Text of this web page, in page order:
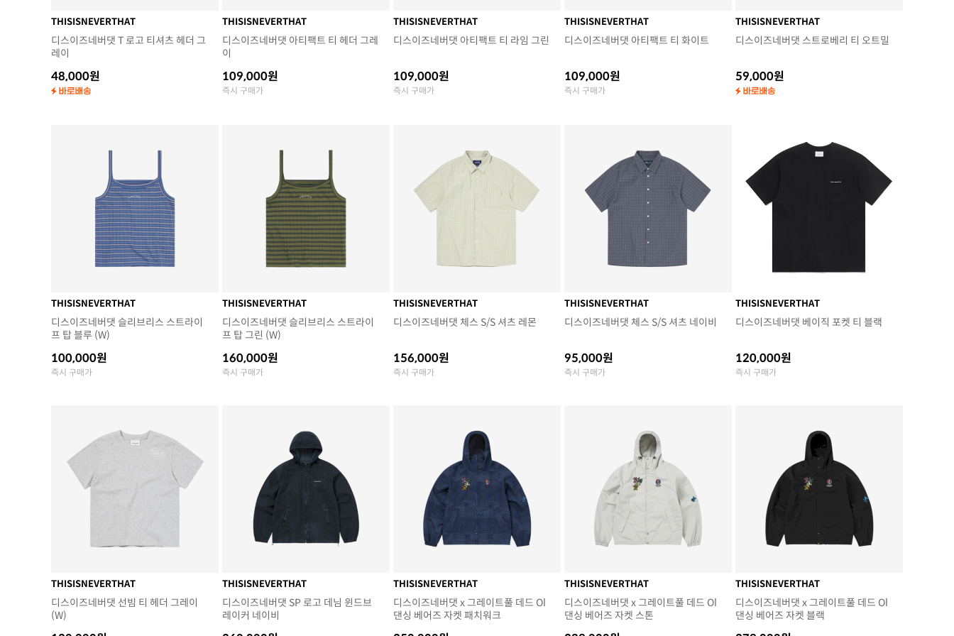
THISISNEVERTHAT
디스이즈네버댓 T 로고 티셔츠 헤더 그
레이
48,000원
THISISNEVERTHAT
디스이즈네버댓 아티팩트 티 헤더 그레
이
109,000원
즉시 구매가
THISISNEVERTHAT
디스이즈네버댓 아티팩트 티 라임 그린
109,000원
즉시 구매가
THISISNEVERTHAT
디스이즈네버댓 아티팩트 티 화이트
109,000원
즉시 구매가
THISISNEVERTHAT
디스이즈네버댓 스트로베리 티 오트밀
59,000원
THISISNEVERTHAT
디스이즈네버댓 슬리브리스 스트라이
프 탑 블루 (W)
100,000원
즉시 구매가
THISISNEVERTHAT
디스이즈네버댓 슬리브리스 스트라이
프 탑 그린 (W)
160,000원
즉시 구매가
THISISNEVERTHAT
디스이즈네버댓 체스 S/S 셔츠 레몬
156,000원
즉시 구매가
THISISNEVERTHAT
디스이즈네버댓 체스 S/S 셔츠 네이비
95,000원
즉시 구매가
THISISNEVERTHAT
디스이즈네버댓 베이직 포켓 티 블랙
120,000원
즉시 구매가
THISISNEVERTHAT
디스이즈네버댓 선빔 티 헤더 그레이
(W)
THISISNEVERTHAT
디스이즈네버댓 SP 로고 데님 윈드브
레이커 네이비
THISISNEVERTHAT
디스이즈네버댓 x 그레이트풀 데드 Ol
댄싱 베어즈 자켓 패치워크
THISISNEVERTHAT
디스이즈네버댓 x 그레이트풀 데드 Ol
댄싱 베어즈 자켓 스톤
THISISNEVERTHAT
디스이즈네버댓 x 그레이트풀 데드 Ol
댄싱 베어즈 자켓 블랙